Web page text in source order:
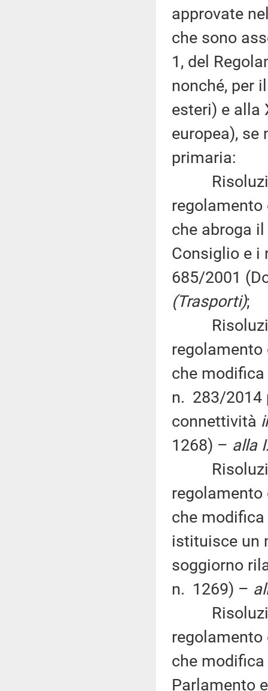
approvate
che sono
1, del
nonché, per
esteri) e alla
europea), se
primaria:
regolamento
che abroga
Consiglio e i
685/2001
(Trasporti);
regolamento
che
n. 283/2014
connettività
1268) – alla
regolamento
che
istituisce un
soggiorno
n. 1269) –
regolamento
che
Parlamento